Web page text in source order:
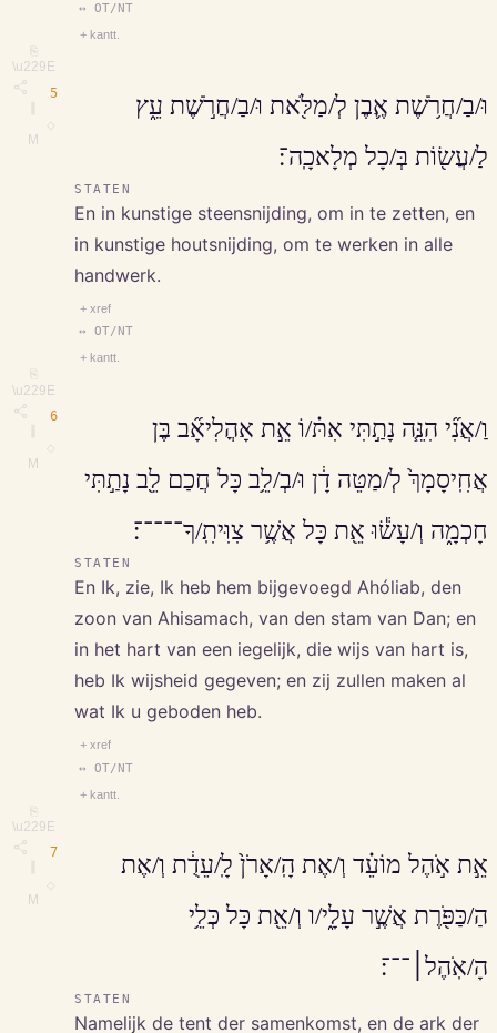
⎘
\u229E
M
↔ OT/NT
+ kantt.
5
⎘
\u229E
M
וּ/בַ/חֲרֹ֥שֶׁת אֶ֛בֶן לְ/מַלֹּ֖את וּ/בַ/חֲרֹ֣שֶׁת עֵ֑ץ
לַ/עֲשׂ֖וֹת בְּ/כָל מְלָאכָֽה־׃
STATEN
En in kunstige steensnijding, om in te zetten, en
in kunstige houtsnijding, om te werken in alle
handwerk.
+ xref
↔ OT/NT
+ kantt.
6
⎘
\u229E
M
וַ/אֲנִ֞י הִנֵּ֧ה נָתַ֣תִּי אִתּ֗/וֹ אֵ֣ת אָהֳלִיאָ֞ב בֶּן
אֲחִֽיסָמָךְ֙ לְ/מַטֵּה דָ֔ן וּ/בְ/לֵ֥ב כָּל חֲכַם לֵ֖ב נָתַ֣תִּי
חָכְמָ֑ה וְ/עָשׂ֕וּ אֵ֖ת כָּל אֲשֶׁ֥ר צִוִּיתִֽ/ךָ־־־־־׃
STATEN
En Ik, zie, Ik heb hem bijgevoegd Ahóliab, den
zoon van Ahisamach, van den stam van Dan; en
in het hart van een iegelijk, die wijs van hart is,
heb Ik wijsheid gegeven; en zij zullen maken al
wat Ik u geboden heb.
+ xref
↔ OT/NT
+ kantt.
7
אֵ֣ת אֹ֣הֶל מוֹעֵ֗ד וְ/אֶת הָֽ/אָרֹן֙ לָֽ/עֵדֻ֔ת וְ/אֶת
הַ/כַּפֹּ֖רֶת אֲשֶׁ֣ר עָלָ֑י/ו וְ/אֵ֖ת כָּל כְּלֵ֥י
הָ/אֹֽהֶל׀־־־׃
STATEN
Namelijk de tent der samenkomst, en de ark der